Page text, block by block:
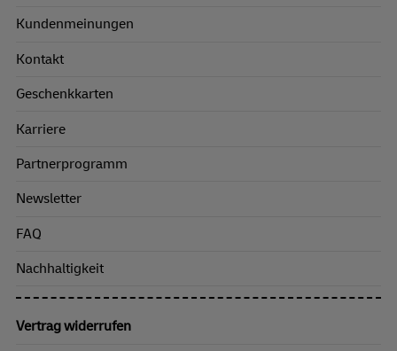
Kundenmeinungen
Kontakt
Geschenkkarten
Karriere
Partnerprogramm
Newsletter
FAQ
Nachhaltigkeit
Vertrag widerrufen